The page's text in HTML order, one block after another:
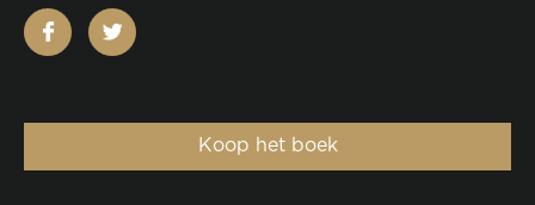
facebooktwitter
Koop het boek